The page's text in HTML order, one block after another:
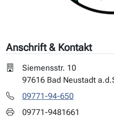
Anschrift & Kontakt
Siemensstr. 10
97616 Bad Neustadt
09771-94-650
09771-9481661